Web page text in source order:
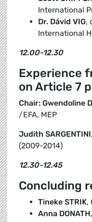
International
Dr. Dávid VIG,
International
12.00-12.30
Experience
on Article 7
Chair: Gwendoline
/EFA, MEP
Judith SARGENTINI
(2009-2014)
12.30-12.45
Concluding
Tineke STRIK,
Anna DONATH